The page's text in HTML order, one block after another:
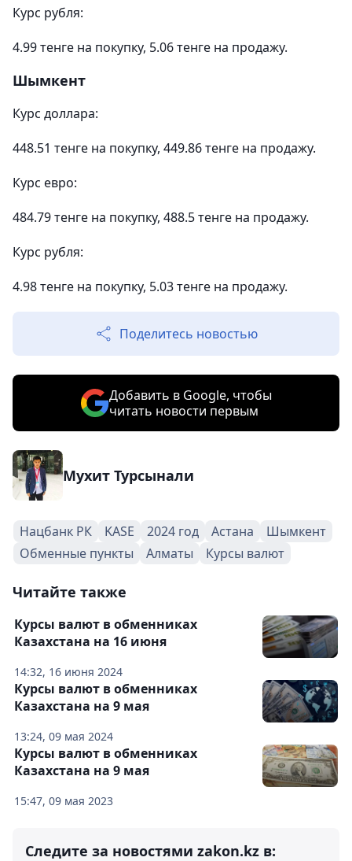
Курс рубля:
4.99 тенге на покупку, 5.06 тенге на продажу.
Шымкент
Курс доллара:
448.51 тенге на покупку, 449.86 тенге на продажу.
Курс евро:
484.79 тенге на покупку, 488.5 тенге на продажу.
Курс рубля:
4.98 тенге на покупку, 5.03 тенге на продажу.
Поделитесь новостью
Добавить в Google, чтобы
читать новости первым
Мухит Турсынали
Нацбанк РК KASE 2024 год Астана
Шымкент
Обменные пункты
Алматы Курсы валют
Читайте также
14:32, 16 июня 2024
Курсы валют в обменниках
Казахстана на 16 июня
13:24, 09 мая 2024
Курсы валют в обменниках
Казахстана на 9 мая
15:47, 09 мая 2023
Курсы валют в обменниках
Казахстана на 9 мая
Следите за новостями zakon.kz в: